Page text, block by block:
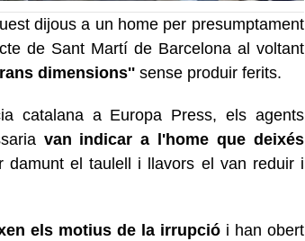
dijous a un home per presumptament
de Sant Martí de Barcelona al voltant
dimensions'' sense produir ferits.
catalana a Europa Press, els agents
van indicar a l'home que deixés
damunt el taulell i llavors el van reduir i
els motius de la irrupciói han obert